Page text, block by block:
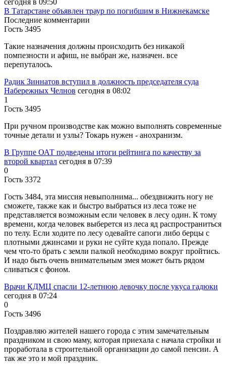
В Татарстане объявлен траур по погибшим в Нижнекамске
Последние комментарии
Гость 3495
Такие назначения должны происходить без никакой
помпезности и афиш, не выбран же, назначен. все
перепуталось.
Радик Зиннатов вступил в должность председателя суда
Набережных Челнов сегодня в 08:02
1
Гость 3495
При ручном производстве как можно выполнять современные
точные детали и узлы? Токарь нужен - анохранизм.
В Группе ОАТ подведены итоги рейтинга по качеству за
второй квартал сегодня в 07:39
0
Гость 3372
Гость 3484, эта миссия невыполнима... обездвижить ногу не
сможете, также как и быстро выбраться из леса тоже не
представляется возможным если человек в лесу один. К тому
времени, когда человек выберется из леса яд распространиться
по телу. Если ходите по лесу одевайте сапоги либо берцы с
плотными джинсами и руки не суйте куда попало. Прежде
чем что-то брать с земли палкой необходимо вокруг пройтись.
И надо быть очень внимательным змея может быть рядом
сливаться с фоном.
Врачи КДМЦ спасли 12-летнюю девочку после укуса гадюки
сегодня в 07:24
0
Гость 3496
Поздравляю жителей нашего города с этим замечательным
праздником и свою маму, которая приехала с начала стройки и
проработала в строительной организации до самой пенсии. А
так же это и мой праздник.